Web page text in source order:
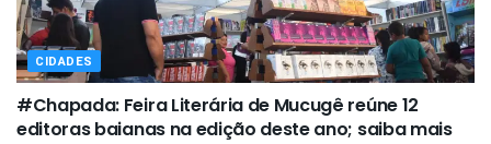
CIDADES
#Chapada: Feira Literária de Mucugê reúne 12
editoras baianas na edição deste ano; saiba mais